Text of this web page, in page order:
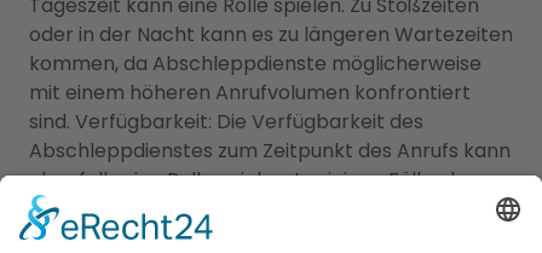
oder in der Nacht kann es zu längeren Wartezeiten
kommen, da Abschleppdienste möglicherweise
mit einem höheren Anrufvolumen konfrontiert
sind. Verfügbarkeit: Die Verfügbarkeit des
Abschleppdienstes zum Zeitpunkt des Anrufs kann
ebenfalls eine Rolle spielen. In einigen Fällen kann
es zu Wartezeiten kommen, wenn alle
Abschleppfahrzeuge bereits im Einsatz sind. Es ist